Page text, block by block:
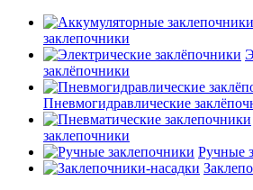
заклепочники
заклёпочники
Пневмогидравлические
заклепочники
Ручные